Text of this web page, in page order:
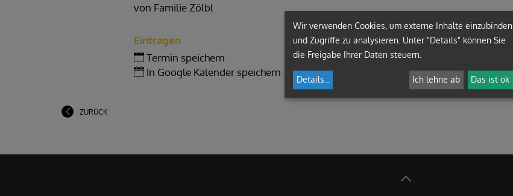
von Familie Zölbl
Eintragen
Termin speichern
In Google Kalender speichern
ZURÜCK
Wir verwenden Cookies, um externe Inhalte einzubinden
und Zugriffe zu analysieren. Unter "Details" können Sie
die Freigabe Ihrer Daten steuern.
Details Ich lehne ab Das ist ok